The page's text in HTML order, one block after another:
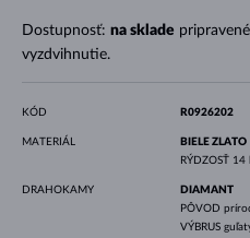
Dostupnosť: na sklade
vyzdvihnutie.
KÓD R0926202
MATERIÁL
BIELE ZLATO
RÝDZOSŤ 14
DRAHOKAMY
DIAMANT
PÔVOD
VÝBRUS